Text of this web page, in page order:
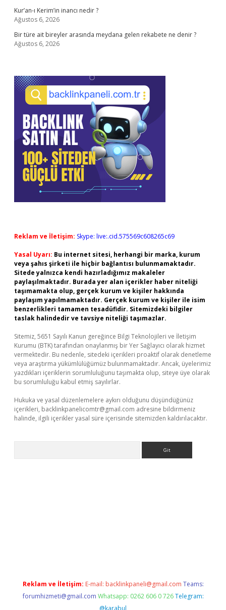
Kur’an-ı Kerim’in inancı nedir ?
Ağustos 6, 2026
Bir türe ait bireyler arasında meydana gelen rekabete ne denir ?
Ağustos 6, 2026
Reklam ve İletişim: Skype: live:.cid.575569c608265c69
Yasal Uyarı: Bu internet sitesi, herhangi bir marka, kurum
veya şahıs şirketi ile hiçbir bağlantısı bulunmamaktadır.
Sitede yalnızca kendi hazırladığımız makaleler
paylaşılmaktadır. Burada yer alan içerikler haber niteliği
taşımamakta olup, gerçek kurum ve kişiler hakkında
paylaşım yapılmamaktadır. Gerçek kurum ve kişiler ile isim
benzerlikleri tamamen tesadüfidir. Sitemizdeki bilgiler
taslak halindedir ve tavsiye niteliği taşımazlar.
Sitemiz, 5651 Sayılı Kanun gereğince Bilgi Teknolojileri ve İletişim
Kurumu (BTK) tarafından onaylanmış bir Yer Sağlayıcı olarak hizmet
vermektedir. Bu nedenle, sitedeki içerikleri proaktif olarak denetleme
veya araştırma yükümlülüğümüz bulunmamaktadır. Ancak, üyelerimiz
yazdıkları içeriklerin sorumluluğunu taşımakta olup, siteye üye olarak
bu sorumluluğu kabul etmiş sayılırlar.
Hukuka ve yasal düzenlemelere aykırı olduğunu düşündüğünüz
içerikleri, backlinkpanelicomtr@gmail.com adresine bildirmeniz
halinde, ilgili içerikler yasal süre içerisinde sitemizden kaldırılacaktır.
Reklam ve İletişim: E-mail: backlinkpaneli@gmail.com Teams:
forumhizmeti@gmail.com Whatsapp: 0262 606 0 726 Telegram:
@karabul